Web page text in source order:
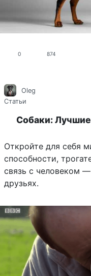
0 874
Oleg
Статьи
Собаки:
Откройте для себя
способности,
связь с человеком
друзьях.